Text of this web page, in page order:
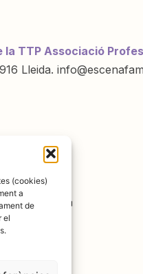
(cookies)
a
de
el
la TTP Associació
Lleida.
de: